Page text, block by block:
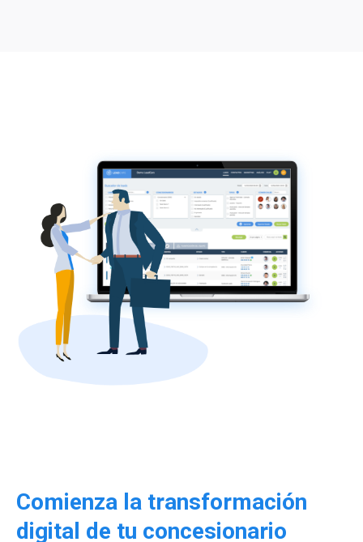
Comienza la transformación
digital de tu concesionario